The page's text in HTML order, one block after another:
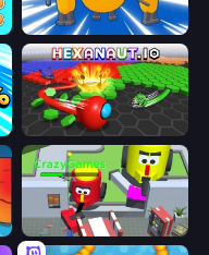
Numbers Arena
Hexanaut.io
CleanUp.IO